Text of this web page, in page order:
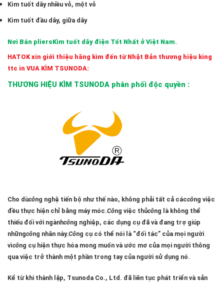
Kìm tuốt dây nhiều vỏ, một vỏ
Kìm tuốt đầu dây, giữa dây
Nơi Bán pliersKìm tuốt dây điện Tốt Nhất ở Việt Nam.
HATOK xin giới thiệu hãng kìm đến từ Nhật Bản thương hiệu king
ttc in VUA KÌM TSUNODA:
THƯƠNG HIỆU KÌM TSUNODA phân phối độc quyền :
Cho dùcông nghệ tiến bộ như thế nào, không phải tất cả cáccông việc
đều thực hiện chỉ bằng máy móc.Công việc thủcông là không thể
thiếu đối với ngànhcông nghiệp, các dụng cụ đã và đang trợ giúp
nhữngcông nhân này.Công cụ có thể nói là “đối tác” của mọi người
vìcông cụ hiện thực hóa mong muốn và ước mơ của mọi người thông
qua việc trở thành một phần trong tay của người sử dụng nó.
Kể từ khi thành lập, Tsunoda Co., Ltd. đã liên tục phát triển và sản